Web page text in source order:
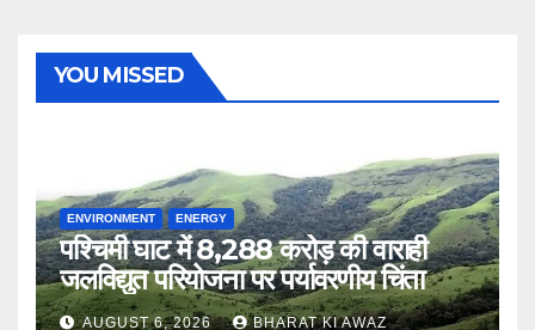
YOU MISSED
ENVIRONMENT ENERGY
पश्चिमी घाट में 8,288 करोड़ की वाराही
जलविद्युत परियोजना पर पर्यावरणीय चिंता
AUGUST 6, 2026 BHARAT KI AWAZ